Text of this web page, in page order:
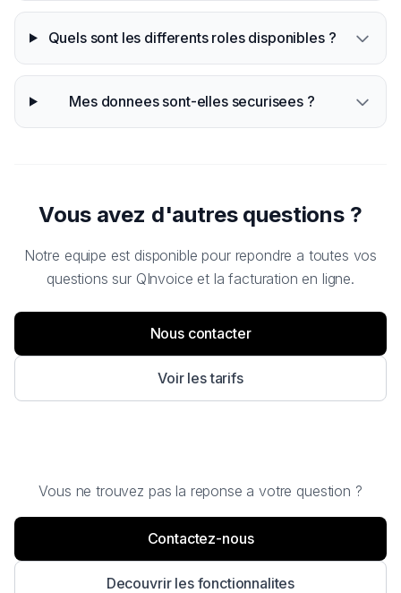
Quels sont les differents roles disponibles ?
Mes donnees sont-elles securisees ?
Vous avez d'autres questions ?
Notre equipe est disponible pour repondre a toutes vos
questions sur QInvoice et la facturation en ligne.
Nous contacter
Voir les tarifs
Vous ne trouvez pas la reponse a votre question ?
Contactez-nous
Decouvrir les fonctionnalites